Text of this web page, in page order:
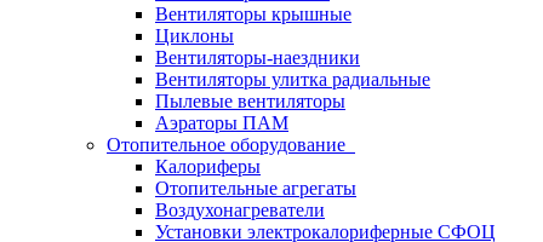
Вентиляторы крышные
Циклоны
Вентиляторы-наездники
Вентиляторы улитка радиальные
Пылевые вентиляторы
Аэраторы ПАМ
Отопительное оборудование
Калориферы
Отопительные агрегаты
Воздухонагреватели
Установки электрокалориферные СФОЦ